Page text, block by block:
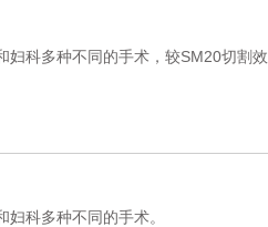
妇科多种不同的手术，较SM20切割效
科多种不同的手术。